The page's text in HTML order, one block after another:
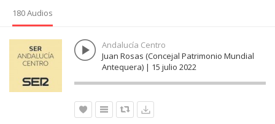
180 Audios
Andalucía Centro
Juan Rosas (Concejal Patrimonio Mundial
Antequera) | 15 julio 2022